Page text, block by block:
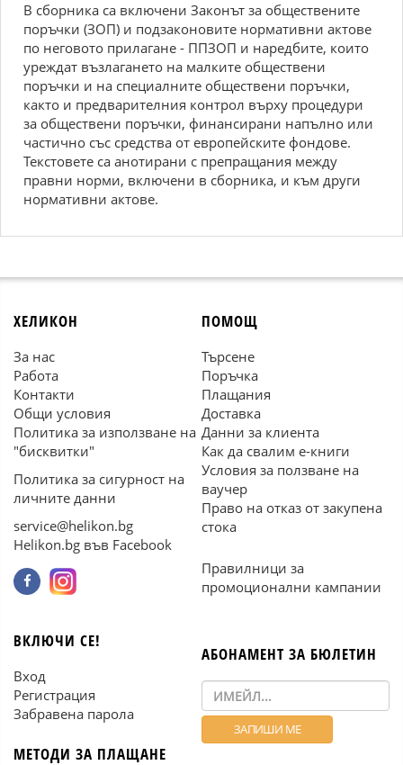
В сборника са включени Законът за обществените
поръчки (ЗОП) и подзаконовите нормативни актове
по неговото прилагане - ППЗОП и наредбите, които
уреждат възлагането на малките обществени
поръчки и на специалните обществени поръчки,
както и предварителния контрол върху процедури
за обществени поръчки, финансирани напълно или
частично със средства от европейските фондове.
Текстовете са анотирани с препращания между
правни норми, включени в сборника, и към други
нормативни актове.
ХЕЛИКОН
За нас
Работа
Контакти
Общи условия
Политика за използване на
"бисквитки"
Политика за сигурност на
личните данни
service@helikon.bg
Helikon.bg във Facebook
ПОМОЩ
Търсене
Поръчка
Плащания
Доставка
Данни за клиента
Как да свалим е-книги
Условия за ползване на
ваучер
Право на отказ от закупена
стока
Правилници за
промоционални кампании
ВКЛЮЧИ СЕ!
Вход
Регистрация
Забравена парола
МЕТОДИ ЗА ПЛАЩАНЕ
АБОНАМЕНТ ЗА БЮЛЕТИН